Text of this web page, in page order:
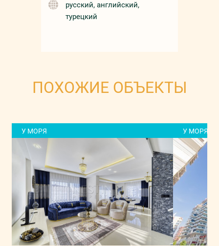
русский, английский,
турецкий
ПОХОЖИЕ ОБЪЕКТЫ
У МОРЯ У МОРЯ